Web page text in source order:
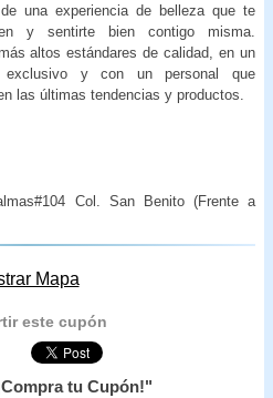
una experiencia de belleza que te
y sentirte bien contigo misma.
altos estándares de calidad, en un
exclusivo y con un personal que
las últimas tendencias y productos.
Col. San Benito (Frente a
Mapa
este cupón
tu Cupón!"